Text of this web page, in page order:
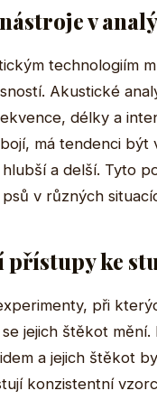
v
technologiím
Akustické
délky a
má tendenci
a delší. Tyto
v různých
ke
při
jejich štěkot
a jejich štěkot
konzistentní